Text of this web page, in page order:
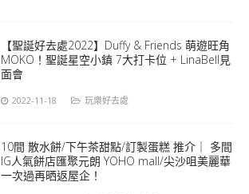
【聖誕好去處2022】Duffy & Friends 萌遊旺角
MOKO！聖誕星空小鎮 7大打卡位 + LinaBell見
面會
2022-11-18 玩樂好去處
10間 散水餅/下午茶甜點/訂製蛋糕 推介｜ 多間
IG人氣餅店匯聚元朗 YOHO mall/尖沙咀美麗華
一次過再晒返屋企！